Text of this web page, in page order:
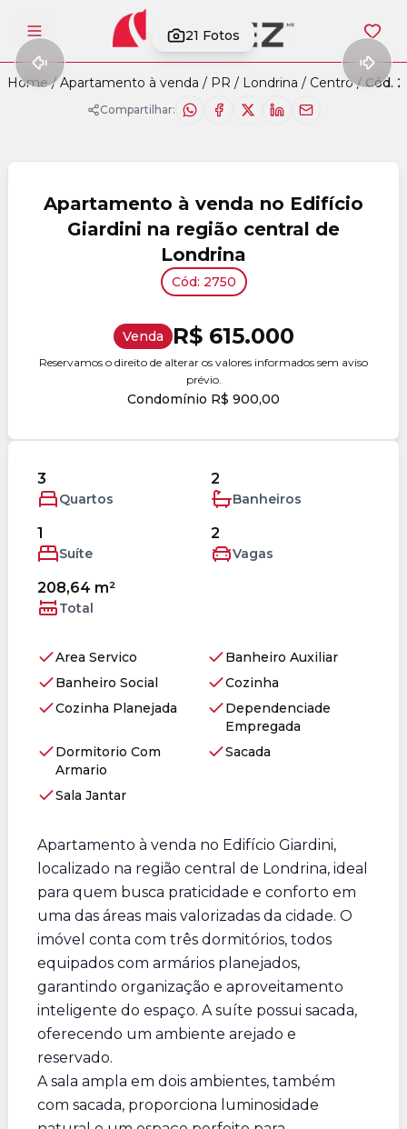
Abrir menu 21 Fotos
Home / Apartamento à venda / PR / Londrina / Centro / Cód.
Compartilhar:
Apartamento à venda no Edifício
Giardini na região central de
Londrina
Cód: 2750
Venda R$ 615.000
Reservamos o direito de alterar os valores informados sem aviso
prévio.
Condomínio R$ 900,00
3
Quartos
2
Banheiros
1
Suíte
2
Vagas
208,64 m²
Total
Area Servico
Banheiro Auxiliar
Banheiro Social
Cozinha
Cozinha Planejada
Dependenciade
Empregada
Dormitorio Com
Armario
Sacada
Sala Jantar
Apartamento à venda no Edifício Giardini,
localizado na região central de Londrina, ideal
para quem busca praticidade e conforto em
uma das áreas mais valorizadas da cidade. O
imóvel conta com três dormitórios, todos
equipados com armários planejados,
garantindo organização e aproveitamento
inteligente do espaço. A suíte possui sacada,
oferecendo um ambiente arejado e
reservado.
A sala ampla em dois ambientes, também
com sacada, proporciona luminosidade